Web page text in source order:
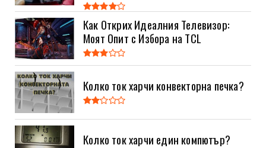
Как Открих Идеалния Телевизор:
Моят Опит с Избора на TCL
Колко ток харчи конвекторна печка?
Колко ток харчи един компютър?